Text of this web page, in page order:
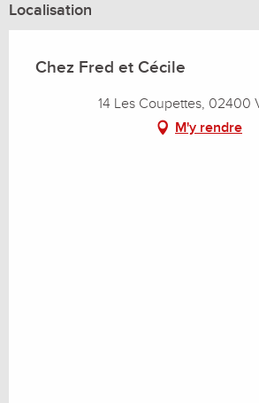
Localisation
Chez Fred et Cécile
14 Les Coupettes, 02400
M'y rendre